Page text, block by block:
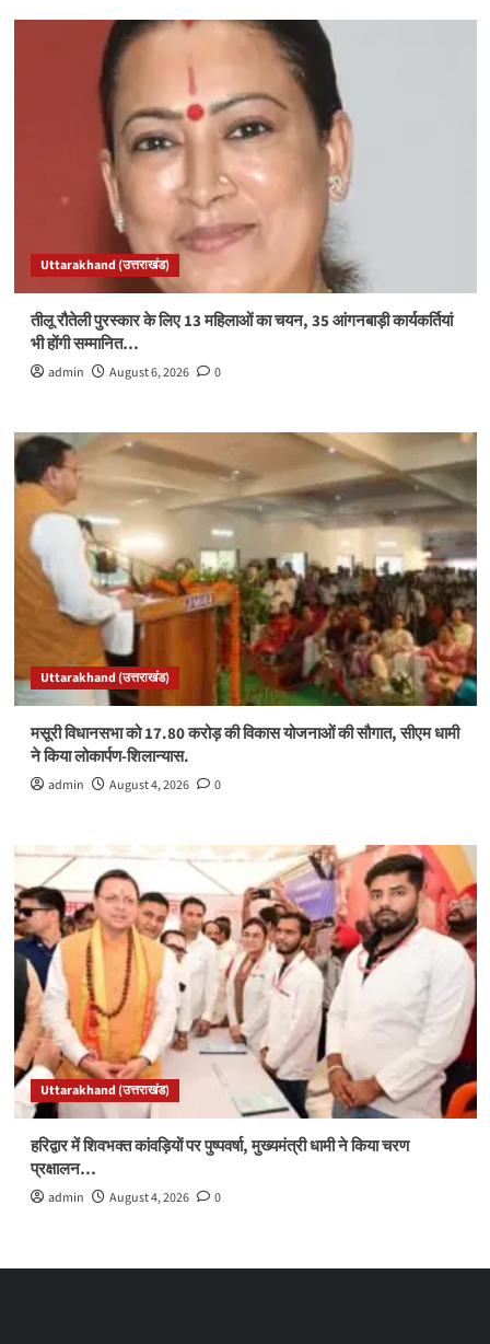
Uttarakhand (उत्तराखंड)
तीलू रौतेली पुरस्कार के लिए 13 महिलाओं का चयन, 35 आंगनबाड़ी कार्यकर्तियां
भी होंगी सम्मानित…
admin August 6, 2026 0
Uttarakhand (उत्तराखंड)
मसूरी विधानसभा को 17.80 करोड़ की विकास योजनाओं की सौगात, सीएम धामी
ने किया लोकार्पण-शिलान्यास.
admin August 4, 2026 0
Uttarakhand (उत्तराखंड)
हरिद्वार में शिवभक्त कांवड़ियों पर पुष्पवर्षा, मुख्यमंत्री धामी ने किया चरण
प्रक्षालन…
admin August 4, 2026 0